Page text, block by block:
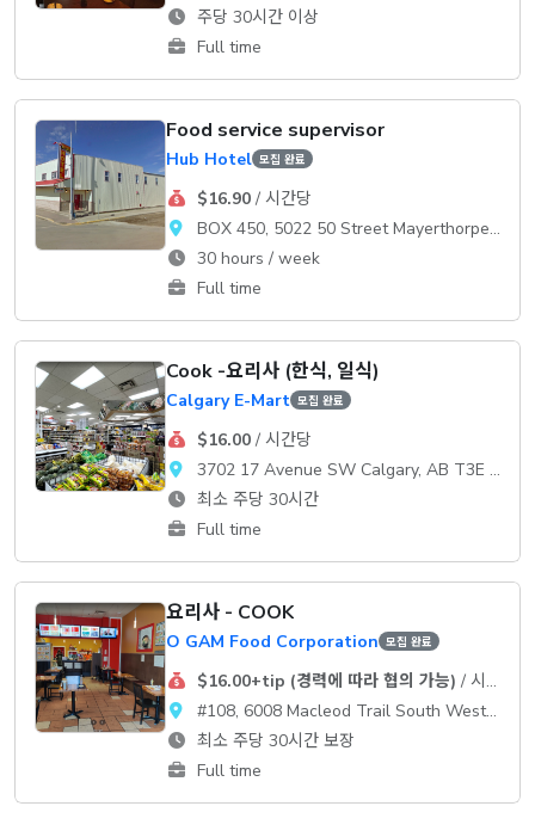
주당 30시간 이상
Full time
Food service supervisor
Hub Hotel 모집 완료
$16.90/ 시간당
BOX 450, 5022 50 Street Mayerthorpe, AB T0E 1N0
30 hours / week
Full time
Cook -요리사 (한식, 일식)
Calgary E-Mart 모집 완료
$16.00/ 시간당
3702 17 Avenue SW Calgary, AB T3E 0B8
최소 주당 30시간
Full time
요리사 - COOK
O GAM Food Corporation 모집 완료
$16.00+tip (경력에 따라 협의 가능) / 시간당
#108, 6008 Macleod Trail South West Calgary, AB T2H 0K1
최소 주당 30시간 보장
Full time